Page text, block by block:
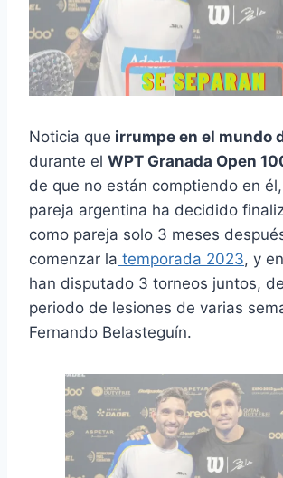
Noticia que irrumpe en el mundo
durante el WPT Granada Open
de que no están comptiendo en
pareja argentina ha decidido
como pareja solo 3 meses
comenzar la temporada 2023, y
han disputado 3 torneos juntos,
periodo de lesiones de varias
Fernando Belasteguín.